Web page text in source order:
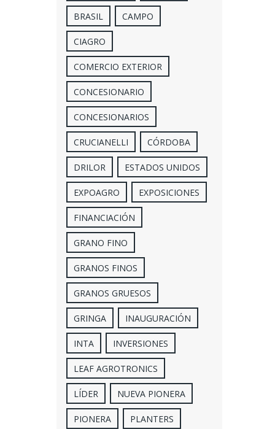
BRASIL CAMPO
CIAGRO
COMERCIO EXTERIOR
CONCESIONARIO
CONCESIONARIOS
CRUCIANELLI CÓRDOBA
DRILOR ESTADOS UNIDOS
EXPOAGRO EXPOSICIONES
FINANCIACIÓN
GRANO FINO
GRANOS FINOS
GRANOS GRUESOS
GRINGA INAUGURACIÓN
INTA INVERSIONES
LEAF AGROTRONICS
LÍDER NUEVA PIONERA
PIONERA PLANTERS